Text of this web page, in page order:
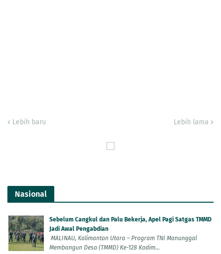
Lebih baru Lebih lama
Nasional
Sebelum Cangkul dan Palu Bekerja, Apel Pagi Satgas TMMD
Jadi Awal Pengabdian
MALINAU, Kalimantan Utara – Program TNI Manunggal
Membangun Desa (TMMD) Ke-128 Kodim...